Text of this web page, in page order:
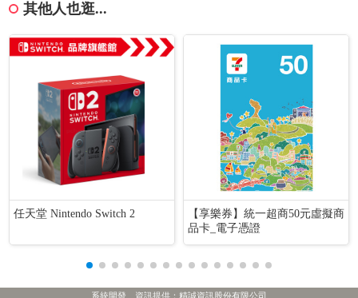
其他人也逛...
任天堂 Nintendo Switch 2
【享樂券】統一超商50元虛擬商
品卡_電子憑證
系統開發、資訊提供：精誠資訊股份有限公司